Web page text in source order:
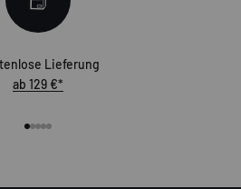
Lieferung
ab 129 €*